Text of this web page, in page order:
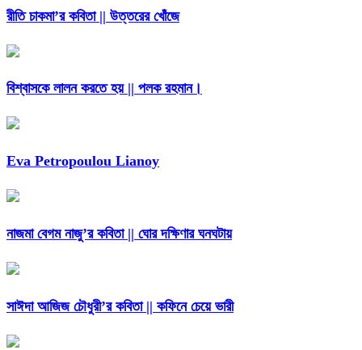
রীতি চাকমা’র কবিতা || উত্তরের খোঁজে
বিশ্বাসকে লালন করতে হয় || পলক রহমান।
Eva Petropoulou Lianoy
নাজমা বেগম নাজু’র কবিতা || ঘোর দক্ষিণার ঘনঘটায়
সাঈদা আজিজ চৌধুরী’র কবিতা || কফিনে চেয়ে ভারী